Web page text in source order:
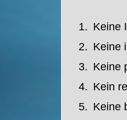
Keine
Keine
Keine
Kein
Keine